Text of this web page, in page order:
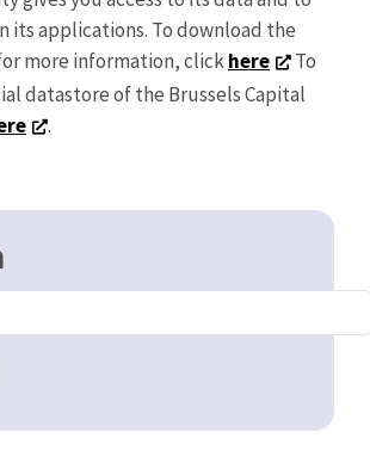
its applications. To download the
more information, clickhere
To
datastore of the Brussels Capital
.